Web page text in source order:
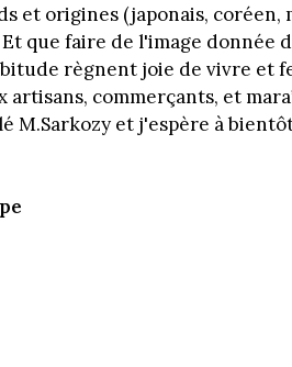
et origines (japonais, coréen,
que faire de l'image donnée
règnent joie de vivre et
commerçants, et
M.Sarkozy et j'espère à